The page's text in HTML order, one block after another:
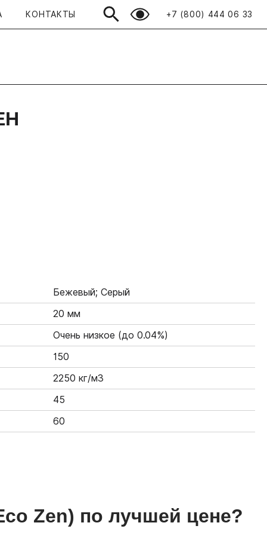
КОНТАКТЫ Открыть поиск
Просмотренные+7 (800) 444 06 33
Бежевый; Серый
20 мм
Очень низкое (до 0.04%)
150
2250 кг/м3
45
60
Zen) по лучшей цене?